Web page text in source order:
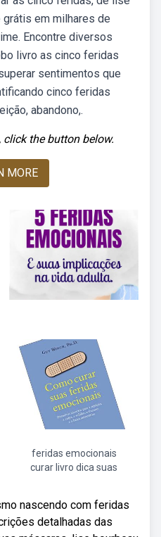
grátis em milhares de
Encontre diversos
livro as cinco feridas
sentimentos que
cinco feridas
abandono,.
the button below.
MORE
feridas emocionais
curar livro dica suas
nascendo com feridas
detalhadas das